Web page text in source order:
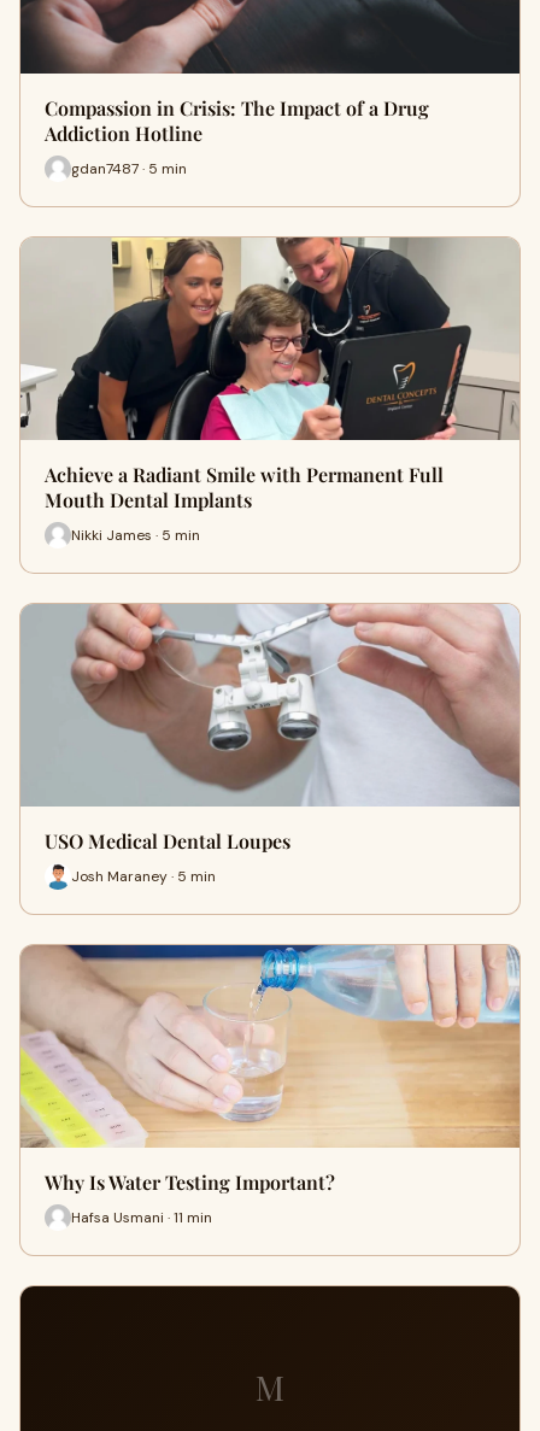
Compassion in Crisis: The Impact of a Drug
Addiction Hotline
gdan7487 · 5 min
Achieve a Radiant Smile with Permanent Full
Mouth Dental Implants
Nikki James · 5 min
USO Medical Dental Loupes
Josh Maraney · 5 min
Why Is Water Testing Important?
Hafsa Usmani · 11 min
M